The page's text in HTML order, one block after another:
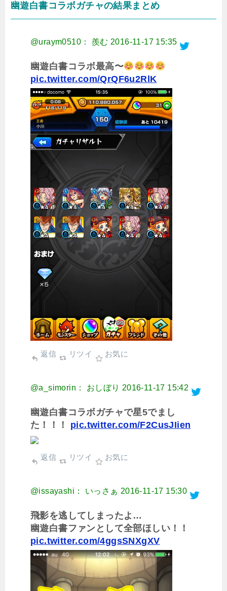
幽遊白書コラボガチャの結果まとめ
@uraym0510： 羨む 2016-11-17 15:35
幽遊白書コラボ最高〜
pic.twitter.com/QrQF6u2RlK
返信 リツイ お気に
@a_simorin： おしぼり 2016-11-17 15:42
幽遊白書コラボガチャで星5でまし
た！！！ pic.twitter.com/F2CusJIien
返信 リツイ お気に
@issayashi： いっさぁ 2016-11-17 15:30
飛影を逃してしまったよ…
幽遊白書ファンとして全部ほしい！！
pic.twitter.com/4ggsSNXgXV